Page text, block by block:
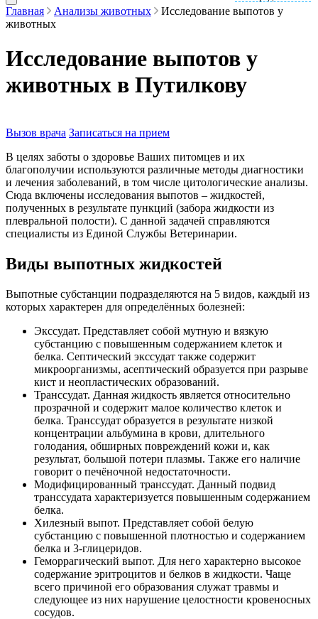
Главная Анализы животных
Исследование выпотов у
животных
Исследование выпотов у
животных в Путилкову
Вызов врача Записаться на прием
В целях заботы о здоровье Ваших питомцев и их
благополучии используются различные методы диагностики
и лечения заболеваний, в том числе цитологические анализы.
Сюда включены исследования выпотов – жидкостей,
полученных в результате пункций (забора жидкости из
плевральной полости). С данной задачей справляются
специалисты из Единой Службы Ветеринарии.
Виды выпотных жидкостей
Выпотные субстанции подразделяются на 5 видов, каждый из
которых характерен для определённых болезней:
Экссудат. Представляет собой мутную и вязкую
субстанцию с повышенным содержанием клеток и
белка. Септический экссудат также содержит
микроорганизмы, асептический образуется при разрыве
кист и неопластических образований.
Транссудат. Данная жидкость является относительно
прозрачной и содержит малое количество клеток и
белка. Транссудат образуется в результате низкой
концентрации альбумина в крови, длительного
голодания, обширных повреждений кожи и, как
результат, большой потери плазмы. Также его наличие
говорит о печёночной недостаточности.
Модифицированный транссудат. Данный подвид
транссудата характеризуется повышенным содержанием
белка.
Хилезный выпот. Представляет собой белую
субстанцию с повышенной плотностью и содержанием
белка и 3-глицеридов.
Геморрагический выпот. Для него характерно высокое
содержание эритроцитов и белков в жидкости. Чаще
всего причиной его образования служат травмы и
следующее из них нарушение целостности кровеносных
сосудов.